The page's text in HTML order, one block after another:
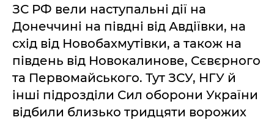
ЗС РФ вели наступальні дії на
Донеччині на півдні від Авдіївки, на
схід від Новобахмутівки, а також на
південь від Новокалинове, Сєвєрного
та Первомайського. Тут ЗСУ, НГУ й
інші підрозділи Сил оборони України
відбили близько тридцяти ворожих